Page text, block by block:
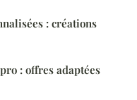
: créations
: offres adaptées